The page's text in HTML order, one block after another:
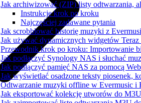
Jak archiwizować (ZIP) listy odtwarzania,
Instrukcje krok po kroku
Najczęściej zadawane pytania
Jak scrobblować historię muzyki z
Jak używać dynamicznych widgetów
Przewodnik krok po kroku: Importowanie
Jak podłączyć Synology NAS i słuchać
Jak podłączyć pamięć NAS za pomocą
Jak wyświetlać osadzone teksty piosenek,
Odtwarzanie muzyki offline w Evermusic i
Jak eksportować kolekcję utworów do